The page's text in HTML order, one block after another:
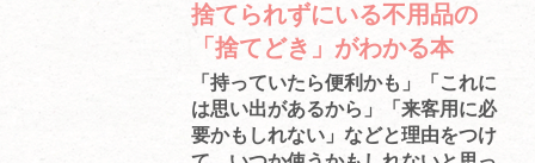
捨てられずにいる不用品の
「捨てどき」がわかる本
「持っていたら便利かも」「これに
は思い出があるから」「来客用に必
要かもしれない」などと理由をつけ